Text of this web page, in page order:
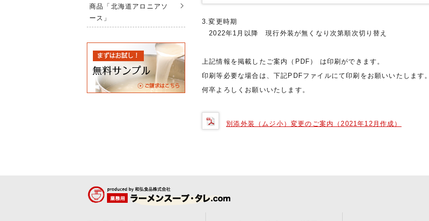
3.変更時期
2022年1月以降 現行外装が無くなり次第順次切り替え
上記情報を掲載したご案内（PDF） は印刷ができます。
印刷等必要な場合は、下記PDFファイルにて印刷をお願いいたします。
何卒よろしくお願いいたします。
別添外装（ムジ小）変更のご案内（2021年12月作成）
商品「北海道アロニアソ
ース」